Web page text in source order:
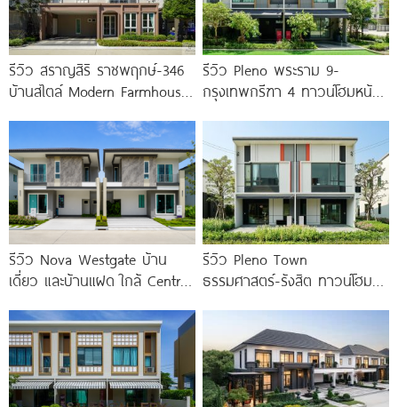
รีวิว สราญสิริ ราชพฤกษ์-346
บ้านสไตล์ Modern Farmhouse​
รีวิว Pleno พระราม 9-
กรุงเทพกรีฑา 4 ทาวน์โฮมหน้า
Premium
รีวิว Nova Westgate บ้าน
เดี่ยว และบ้านแฝด ใกล้ Central
รีวิว Pleno Town
ธรรมศาสตร์-รังสิต ทาวน์โฮม
ม.ธรรมศาสตร์